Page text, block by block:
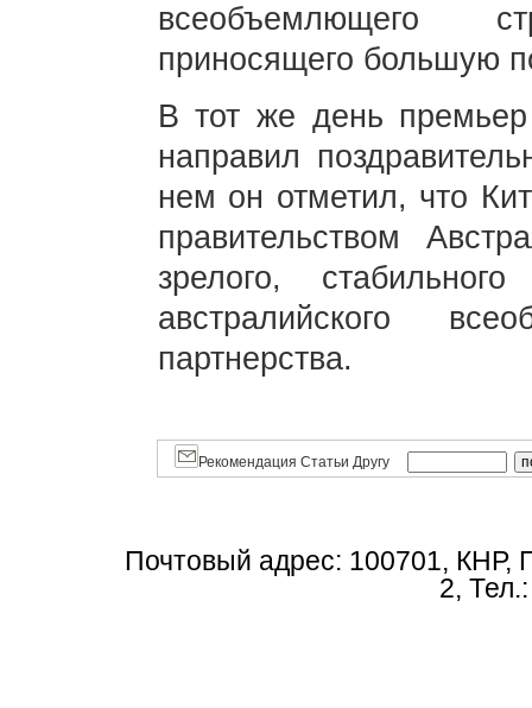
всеобъемлющего
приносящего большую
В тот же день
направил
нем он отметил, что
правительством
зрелого,
австралийского
партнерства.
Рекомендация Статьи Другу
Почтовый адрес: 100701, КНР,
2,